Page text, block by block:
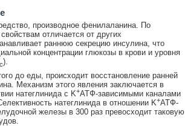
производное фенилаланина. По
отличается от других
раннюю секрецию инсулина, что
концентрации глюкозы в крови и уровня
).
до еды, происходит восстановление ранней
Механизм этого явления заключается в
натеглинида с K+АТФ-зависимыми каналами
натеглинида в отношении K+АТФ-
железы в 300 раз превосходит таковую